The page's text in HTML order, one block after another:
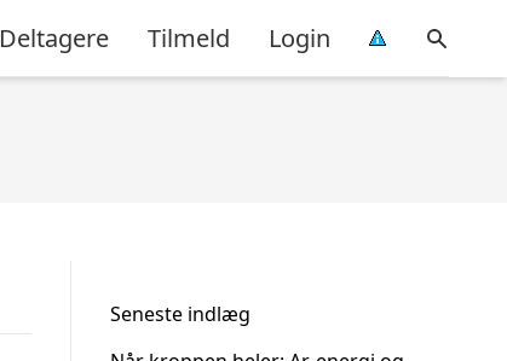
Deltagere Tilmeld Login
Seneste indlæg